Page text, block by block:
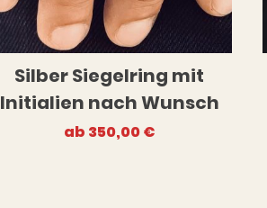
Silber Siegelring mit
Initialien nach Wunsch
ab 350,00€